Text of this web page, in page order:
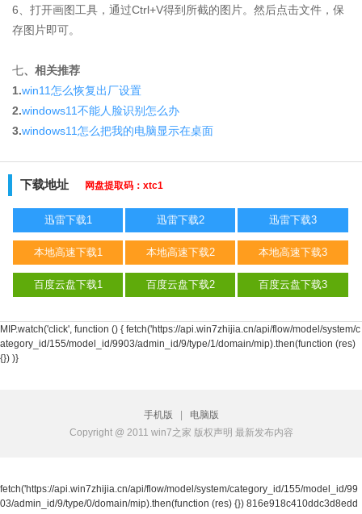
6、打开画图工具，通过Ctrl+V得到所截的图片。然后点击文件，保
存图片即可。
七、相关推荐
1.win11怎么恢复出厂设置
2.windows11不能人脸识别怎么办
3.windows11怎么把我的电脑显示在桌面
下载地址 网盘提取码：xtc1
迅雷下载1 迅雷下载2 迅雷下载3
本地高速下载1 本地高速下载2 本地高速下载3
百度云盘下载1 百度云盘下载2 百度云盘下载3
MIP.watch('click', function () { fetch('https://api.win7zhijia.cn/api/flow/model/system/c
ategory_id/155/model_id/9903/admin_id/9/type/1/domain/mip).then(function (res)
{}) )}
手机版
电脑版
Copyright @ 2011 win7之家 版权声明 最新发布内容
fetch('https://api.win7zhijia.cn/api/flow/model/system/category_id/155/model_id/99
03/admin_id/9/type/0/domain/mip).then(function (res) {}) 816e918c410ddc3d8edd